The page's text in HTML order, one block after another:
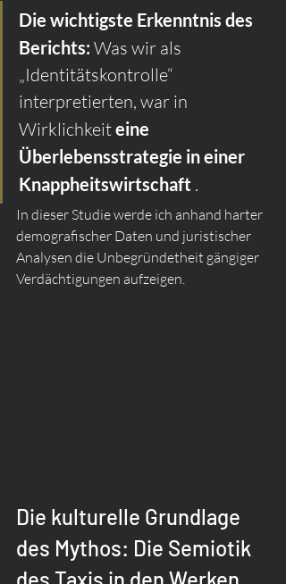
Die wichtigste Erkenntnis des
Berichts: Was wir als
„Identitätskontrolle“
interpretierten, war in
Wirklichkeit eine
Überlebensstrategie in einer
Knappheitswirtschaft .
In dieser Studie werde ich anhand harter
demografischer Daten und juristischer
Analysen die Unbegründetheit gängiger
Verdächtigungen aufzeigen.
Die kulturelle Grundlage
des Mythos: Die Semiotik